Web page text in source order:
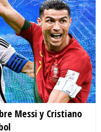
Messi y Cristiano